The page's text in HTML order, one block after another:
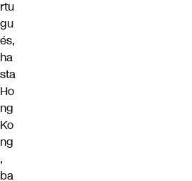
rtu
gu
és,
ha
sta
Ho
ng
Ko
ng
,
ba